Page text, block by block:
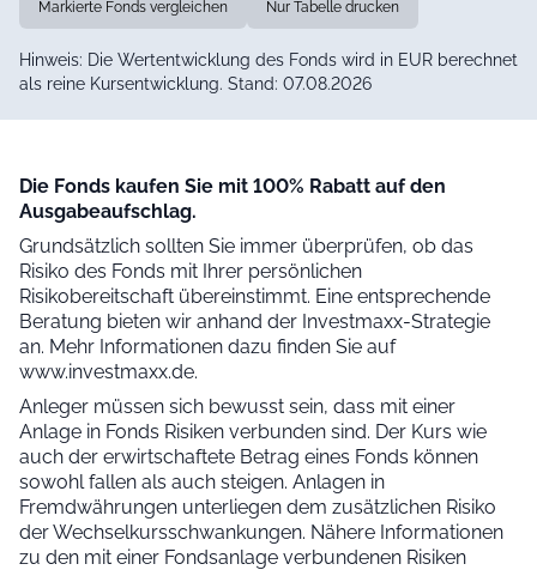
Markierte Fonds vergleichen Nur Tabelle drucken
Hinweis: Die Wertentwicklung des Fonds wird in EUR berechnet
als reine Kursentwicklung. Stand: 07.08.2026
Die Fonds kaufen Sie mit 100% Rabatt auf den
Ausgabeaufschlag.
Grundsätzlich sollten Sie immer überprüfen, ob das
Risiko des Fonds mit Ihrer persönlichen
Risikobereitschaft übereinstimmt. Eine entsprechende
Beratung bieten wir anhand der Investmaxx-Strategie
an. Mehr Informationen dazu finden Sie auf
www.investmaxx.de.
Anleger müssen sich bewusst sein, dass mit einer
Anlage in Fonds Risiken verbunden sind. Der Kurs wie
auch der erwirtschaftete Betrag eines Fonds können
sowohl fallen als auch steigen. Anlagen in
Fremdwährungen unterliegen dem zusätzlichen Risiko
der Wechselkursschwankungen. Nähere Informationen
zu den mit einer Fondsanlage verbundenen Risiken